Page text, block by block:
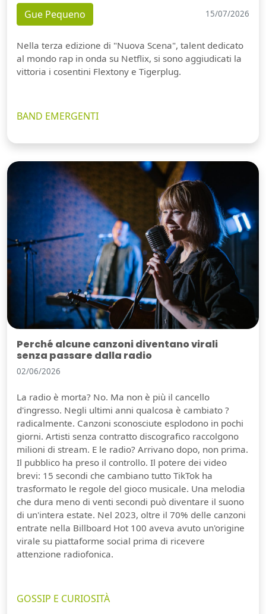
Gue Pequeno 15/07/2026
Nella terza edizione di "Nuova Scena", talent dedicato
al mondo rap in onda su Netflix, si sono aggiudicati la
vittoria i cosentini Flextony e Tigerplug.
BAND EMERGENTI
Perché alcune canzoni diventano virali
senza passare dalla radio
02/06/2026
La radio è morta? No. Ma non è più il cancello
d'ingresso. Negli ultimi anni qualcosa è cambiato ?
radicalmente. Canzoni sconosciute esplodono in pochi
giorni. Artisti senza contratto discografico raccolgono
milioni di stream. E le radio? Arrivano dopo, non prima.
Il pubblico ha preso il controllo. Il potere dei video
brevi: 15 secondi che cambiano tutto TikTok ha
trasformato le regole del gioco musicale. Una melodia
che dura meno di venti secondi può diventare il suono
di un'intera estate. Nel 2023, oltre il 70% delle canzoni
entrate nella Billboard Hot 100 aveva avuto un'origine
virale su piattaforme social prima di ricevere
attenzione radiofonica.
GOSSIP E CURIOSITÀ